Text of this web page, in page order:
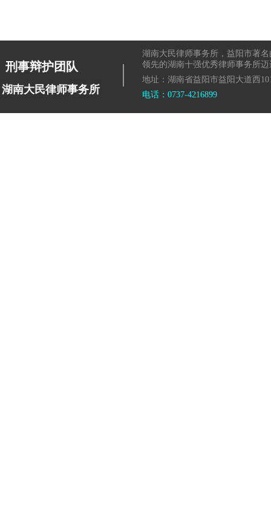
刑事辩护团队
湖南大民律师事务所
|
湖南大民律师事务所，益阳市著
领先的湖南十强优秀律师事务所迈
地址：湖南省益阳市益阳大道西
电话：0737-4216899